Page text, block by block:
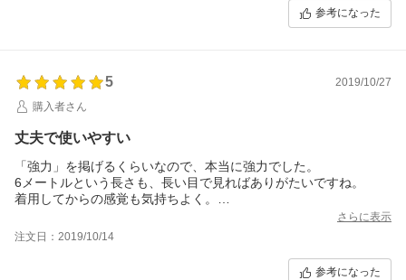
参考になった
5
2019/10/27
購入者さん
丈夫で使いやすい
「強力」を掲げるくらいなので、本当に強力でした。
6メートルという長さも、長い目で見ればありがたいですね。
着用してからの感覚も気持ちよく。
毎日使用するユニホームのズボンの裾が実に安定していて頼もし
いです。
さらに表示
注文日：2019/10/14
参考になった